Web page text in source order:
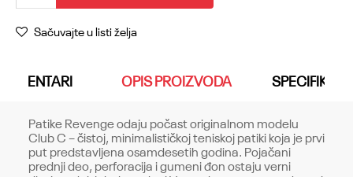
Sačuvajte u listi želja
OPIS PROIZVODA
Patike Revenge odaju počast originalnom modelu
Club C – čistoj, minimalističkoj teniskoj patiki koja je prvi
put predstavljena osamdesetih godina. Pojačani
prednji deo, perforacija i gumeni đon ostaju verni